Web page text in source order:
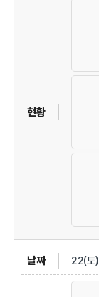
22(토)